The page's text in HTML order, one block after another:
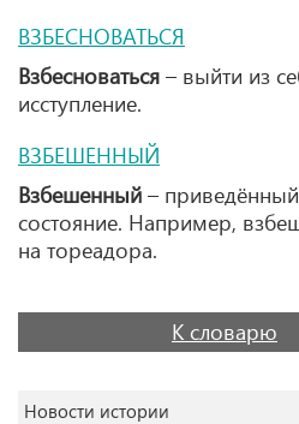
ВЗБЕСНОВАТЬСЯ
Взбесноваться – выйти из
исступление.
ВЗБЕШЕННЫЙ
Взбешенный –
состояние. Например,
на тореадора.
К словарю
Новости истории